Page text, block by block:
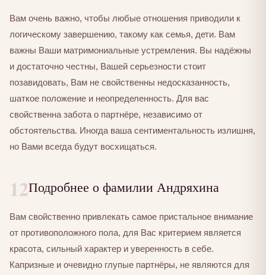
Вам очень важно, чтобы любые отношения приводили к
логическому завершению, такому как семья, дети. Вам
важны Ваши матримониальные устремления. Вы надёжны
и достаточно честны, Вашей серьезности стоит
позавидовать, Вам не свойственны недосказанность,
шаткое положение и неопределенность. Для вас
свойственна забота о партнёре, независимо от
обстоятельства. Иногда ваша сентиментальность излишня,
но Вами всегда будут восхищаться.
12Подробнее о фамилии Андряхина
Вам свойственно привлекать самое пристальное внимание
от противоположного пола, для Вас критерием является
красота, сильный характер и уверенность в себе.
Капризные и очевидно глупые партнёры, не являются для